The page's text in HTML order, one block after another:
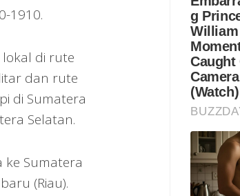
1910.
di rute
dan rute
di Sumatera
Selatan.
ke Sumatera
(Riau).